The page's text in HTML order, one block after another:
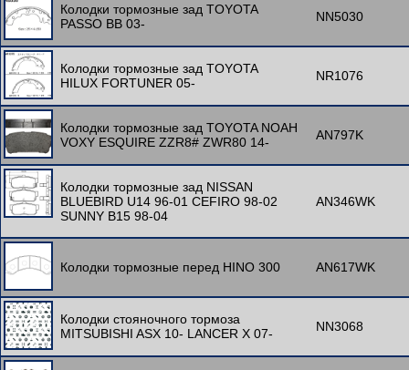
Колодки тормозные зад TOYOTA
PASSO BB 03-
NN5030
Колодки тормозные зад TOYOTA
HILUX FORTUNER 05-
NR1076
Колодки тормозные зад TOYOTA NOAH
VOXY ESQUIRE ZZR8# ZWR80 14-
AN797K
Колодки тормозные зад NISSAN
BLUEBIRD U14 96-01 CEFIRO 98-02
SUNNY B15 98-04
AN346WK
Колодки тормозные перед HINO 300 AN617WK
Колодки стояночного тормоза
MITSUBISHI ASX 10- LANCER X 07-
NN3068